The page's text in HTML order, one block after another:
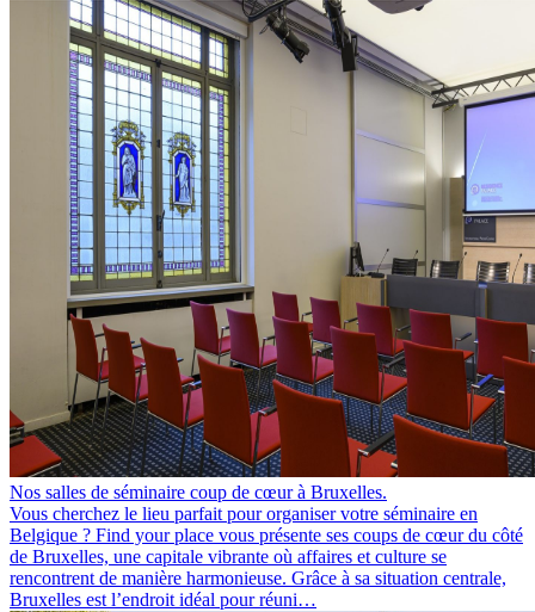
Nos salles de séminaire coup de cœur à Bruxelles.
Vous cherchez le lieu parfait pour organiser votre séminaire en
Belgique ? Find your place vous présente ses coups de cœur du côté
de Bruxelles, une capitale vibrante où affaires et culture se
rencontrent de manière harmonieuse. Grâce à sa situation centrale,
Bruxelles est l’endroit idéal pour réuni…